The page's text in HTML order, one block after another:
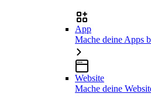
App
Mache deine Apps
Website
Mache deine